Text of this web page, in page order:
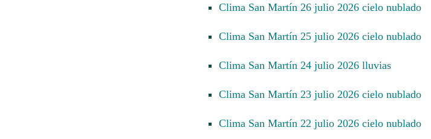
Clima San Martín 26 julio 2026 cielo nublado
Clima San Martín 25 julio 2026 cielo nublado
Clima San Martín 24 julio 2026 lluvias
Clima San Martín 23 julio 2026 cielo nublado
Clima San Martín 22 julio 2026 cielo nublado